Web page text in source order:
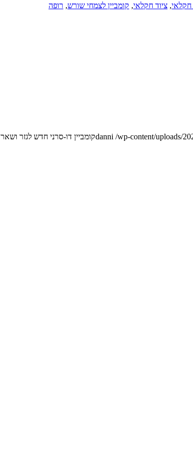
חקלאי, ציוד חקלאי, קומביין לצמחי שורש, רופה
danni /wp-content/uploads/ קומביין דו-סרני חדש לגזר